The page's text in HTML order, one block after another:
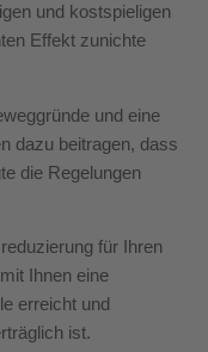
und kostspieligen
Effekt zunichte
und eine
dazu beitragen, dass
die Regelungen
für Ihren
Ihnen eine
erreicht und
ist.